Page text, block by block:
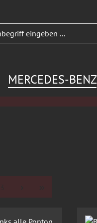
MERCEDES-BENZ